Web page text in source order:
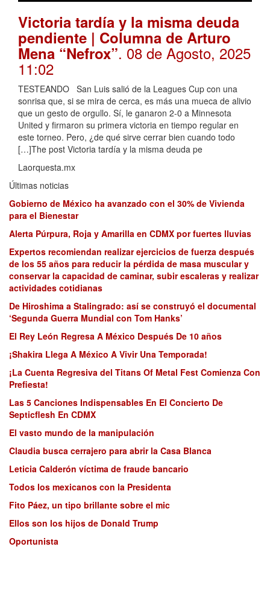
Victoria tardía y la misma deuda
pendiente | Columna de Arturo
Mena “Nefrox”. 08 de Agosto, 2025
11:02
TESTEANDO San Luis salió de la Leagues Cup con una
sonrisa que, si se mira de cerca, es más una mueca de alivio
que un gesto de orgullo. Sí, le ganaron 2-0 a Minnesota
United y firmaron su primera victoria en tiempo regular en
este torneo. Pero, ¿de qué sirve cerrar bien cuando todo
[…]The post Victoria tardía y la misma deuda pe
Laorquesta.mx
Últimas noticias
Gobierno de México ha avanzado con el 30% de Vivienda
para el Bienestar
Alerta Púrpura, Roja y Amarilla en CDMX por fuertes lluvias
Expertos recomiendan realizar ejercicios de fuerza después
de los 55 años para reducir la pérdida de masa muscular y
conservar la capacidad de caminar, subir escaleras y realizar
actividades cotidianas
De Hiroshima a Stalingrado: así se construyó el documental
‘Segunda Guerra Mundial con Tom Hanks’
El Rey León Regresa A México Después De 10 años
¡Shakira Llega A México A Vivir Una Temporada!
¡La Cuenta Regresiva del Titans Of Metal Fest Comienza Con
Prefiesta!
Las 5 Canciones Indispensables En El Concierto De
Septicflesh En CDMX
El vasto mundo de la manipulación
Claudia busca cerrajero para abrir la Casa Blanca
Leticia Calderón víctima de fraude bancario
Todos los mexicanos con la Presidenta
Fito Páez, un tipo brillante sobre el mic
Ellos son los hijos de Donald Trump
Oportunista